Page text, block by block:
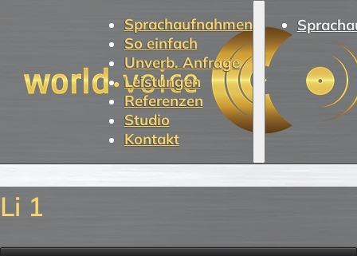
Sprachaufnahmen
So einfach
Unverb. Anfrage
Leistungen
Referenzen
Studio
Kontakt
Li 1